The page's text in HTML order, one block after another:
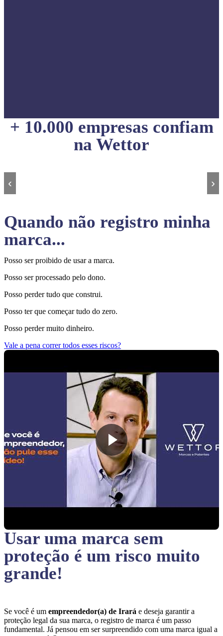
+ 10.000 empresas confiam
na Wettor
‹ ›
Quando não registro minha
marca...
Posso ser proibido de usar a marca.
Posso ser processado pelo dono.
Posso perder tudo que construi.
Posso ter que começar tudo do zero.
Posso perder muito dinheiro.
Vale a pena correr todos esses riscos?
Usar uma marca sem
proteção é um risco muito
grande!
Se você é um empreendedor(a) de Irará e deseja garantir a
proteção legal da sua marca, o registro de marca é um passo
fundamental. Já pensou em ser surpreendido com uma marca igual a